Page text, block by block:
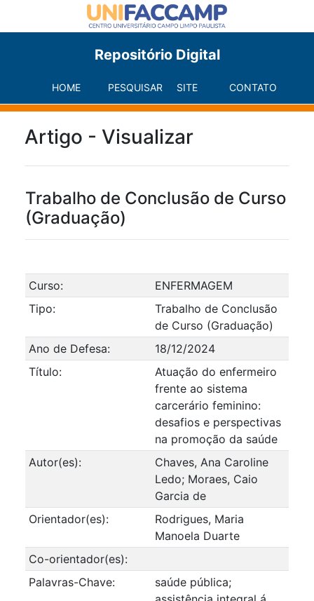
Repositório Digital
HOME PESQUISAR SITE CONTATO
Artigo - Visualizar
Trabalho de Conclusão de Curso
(Graduação)
Curso:
ENFERMAGEM
Tipo:
Trabalho de Conclusão
de Curso (Graduação)
Ano de Defesa:
18/12/2024
Título:
Atuação do enfermeiro
frente ao sistema
carcerário feminino:
desafios e perspectivas
na promoção da saúde
Autor(es):
Chaves, Ana Caroline
Ledo; Moraes, Caio
Garcia de
Orientador(es):
Rodrigues, Maria
Manoela Duarte
Co-orientador(es):
Palavras-Chave:
saúde pública;